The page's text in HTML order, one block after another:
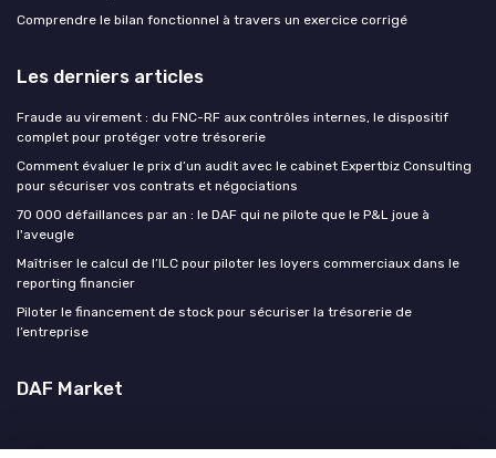
Comprendre le bilan fonctionnel à travers un exercice corrigé
Les derniers articles
Fraude au virement : du FNC-RF aux contrôles internes, le dispositif
complet pour protéger votre trésorerie
Comment évaluer le prix d’un audit avec le cabinet Expertbiz Consulting
pour sécuriser vos contrats et négociations
70 000 défaillances par an : le DAF qui ne pilote que le P&L joue à
l'aveugle
Maîtriser le calcul de l’ILC pour piloter les loyers commerciaux dans le
reporting financier
Piloter le financement de stock pour sécuriser la trésorerie de
l’entreprise
DAF Market